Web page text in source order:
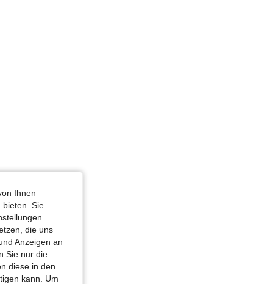
Ihnen
bieten. Sie
die uns
Anzeigen an
Sie nur die
diese in den
kann. Um